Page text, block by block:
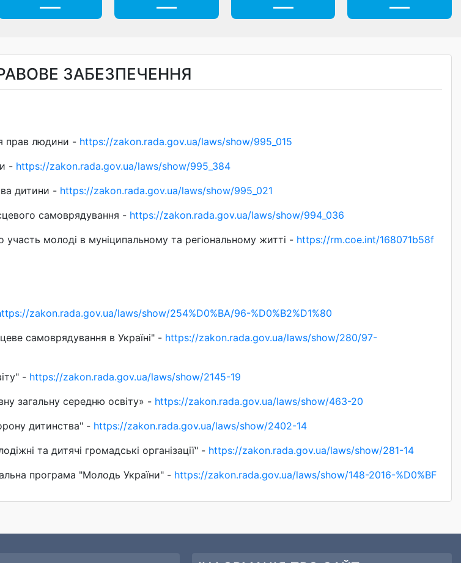
ЗАБЕЗПЕЧЕННЯ
прав людини - https://zakon.rada.gov.ua/laws/show/995_015
- https://zakon.rada.gov.ua/laws/show/995_384
дитини - https://zakon.rada.gov.ua/laws/show/995_021
самоврядування - https://zakon.rada.gov.ua/laws/show/994_036
участь молоді в муніципальному та регіональному житті - https://rm.coe.int/168071b58f
zakon.rada.gov.ua/laws/show/254%D0%BA/96-%D0%B2%D1%80
самоврядування в Україні" - https://zakon.rada.gov.ua/laws/show/280/97-
- https://zakon.rada.gov.ua/laws/show/2145-19
загальну середню освіту» - https://zakon.rada.gov.ua/laws/show/463-20
дитинства" - https://zakon.rada.gov.ua/laws/show/2402-14
та дитячі громадські організації" - https://zakon.rada.gov.ua/laws/show/281-14
програма "Молодь України" - https://zakon.rada.gov.ua/laws/show/148-2016-%D0%BF